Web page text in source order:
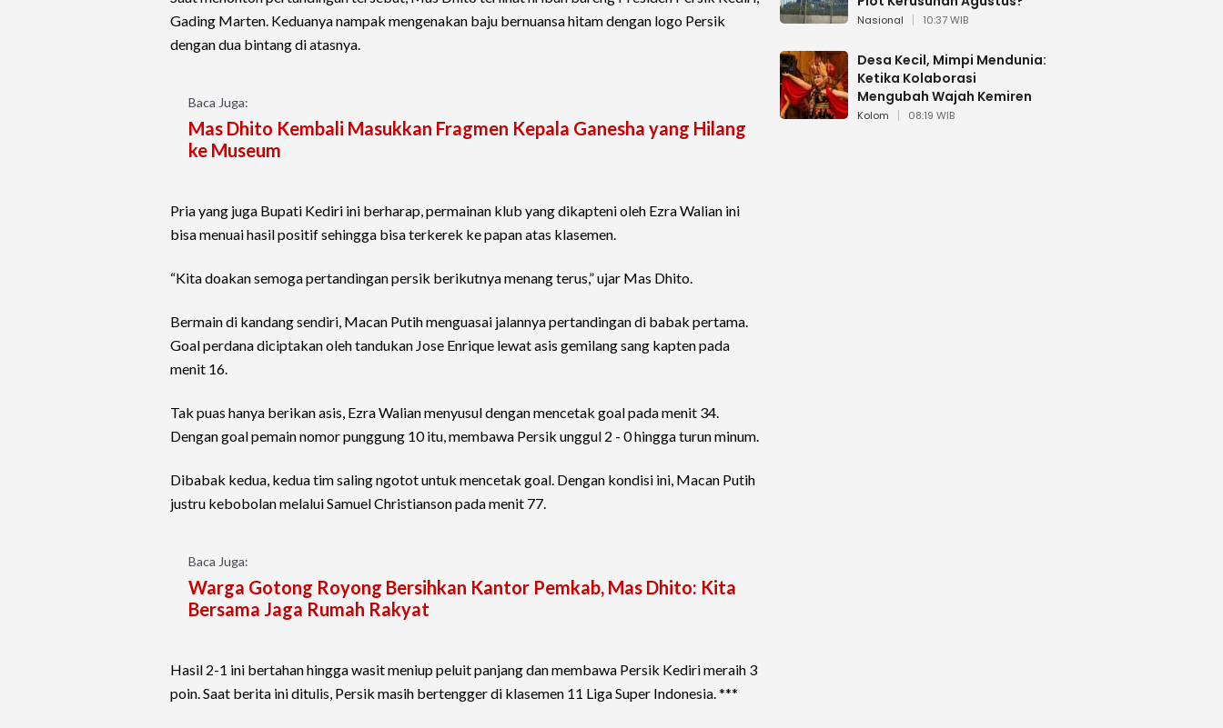
Gading Marten. Keduanya nampak mengenakan baju bernuansa hitam dengan logo Persik
dengan dua bintang di atasnya.
Baca Juga:
Mas Dhito Kembali Masukkan Fragmen Kepala Ganesha yang Hilang
ke Museum
Pria yang juga Bupati Kediri ini berharap, permainan klub yang dikapteni oleh Ezra Walian ini
bisa menuai hasil positif sehingga bisa terkerek ke papan atas klasemen.
“Kita doakan semoga pertandingan persik berikutnya menang terus,” ujar Mas Dhito.
Bermain di kandang sendiri, Macan Putih menguasai jalannya pertandingan di babak pertama.
Goal perdana diciptakan oleh tandukan Jose Enrique lewat asis gemilang sang kapten pada
menit 16.
Tak puas hanya berikan asis, Ezra Walian menyusul dengan mencetak goal pada menit 34.
Dengan goal pemain nomor punggung 10 itu, membawa Persik unggul 2 - 0 hingga turun minum.
Dibabak kedua, kedua tim saling ngotot untuk mencetak goal. Dengan kondisi ini, Macan Putih
justru kebobolan melalui Samuel Christianson pada menit 77.
Baca Juga:
Warga Gotong Royong Bersihkan Kantor Pemkab, Mas Dhito: Kita
Bersama Jaga Rumah Rakyat
Hasil 2-1 ini bertahan hingga wasit meniup peluit panjang dan membawa Persik Kediri meraih 3
poin. Saat berita ini ditulis, Persik masih bertengger di klasemen 11 Liga Super Indonesia. ***
Nasional 10:37 WIB
Desa Kecil, Mimpi Mendunia:
Ketika Kolaborasi
Mengubah Wajah Kemiren
Kolom 08:19 WIB